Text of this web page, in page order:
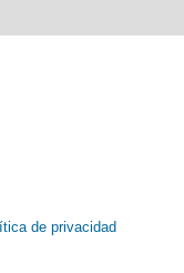
de privacidad